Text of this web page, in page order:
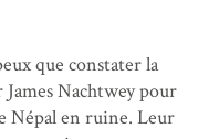
que constater la
Nachtwey pour
Népal en ruine. Leur